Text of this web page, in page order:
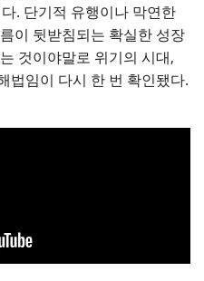
. 단기적 유행이나 막연한
이 뒷받침되는 확실한 성장
것이야말로 위기의 시대,
법임이 다시 한 번 확인됐다.